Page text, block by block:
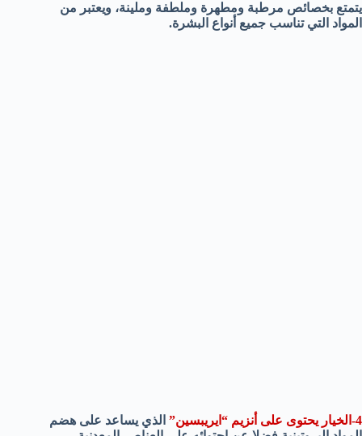
يتمتع بخصائص مرطبة ومطهرة وملطفة وملينة، ويعتبر من
المواد التي تناسب جميع أنواع البشرة.
4-الخيار يحتوى على أنزيم “ايريبسين”
الذي يساعد على هضم